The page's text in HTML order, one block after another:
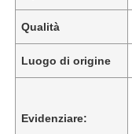
Qualità
Luogo di origine
Evidenziare: